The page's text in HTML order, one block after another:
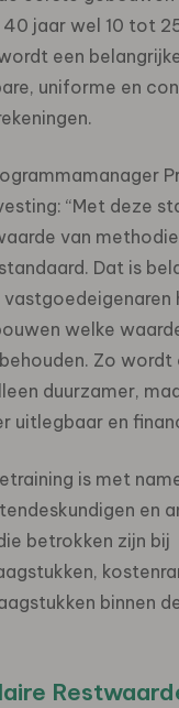
jaar wel 10 tot
een
uniforme en
“Met deze
van
Dat is
vastgoedeigenaren
welke
Zo wordt
duurzamer,
uitlegbaar en
is met
en
betrokken zijn bij
binnen